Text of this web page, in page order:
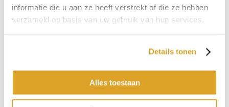
informatie die u aan ze heeft verstrekt of die ze hebben
verzameld op basis van uw gebruik van hun services.
Details tonen
Alles toestaan
Samenstelling omschrijving
100% Polypropyleen
Woonkamer, Slaapkamer, Trap
€ 30,00